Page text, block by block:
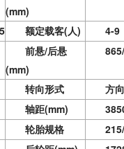
(mm)
额定载客(人)
4-9
前悬/后悬
(mm)
转向形式
方
轴距(mm)
轮胎规格